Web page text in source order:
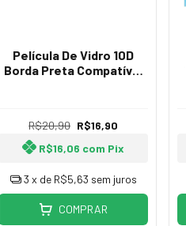
Película De Vidro 10D
Borda Preta Compatível
R$20,90 R$16,90
R$16,06 com Pix
3 x de R$5,63 sem juros
COMPRAR